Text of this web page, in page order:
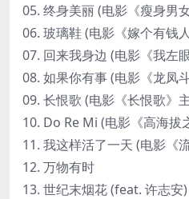
05. 终身美丽 (电影《瘦身男
06. 玻璃鞋 (电影《嫁个有钱
07. 回来我身边 (电影《我左
08. 如果你有事 (电影《龙凤
09. 长恨歌 (电影《长恨歌》
10. Do Re Mi (电影《高海拔
11. 我这样活了一天 (电影《
12. 万物有时
13. 世纪末烟花 (feat. 许志安)